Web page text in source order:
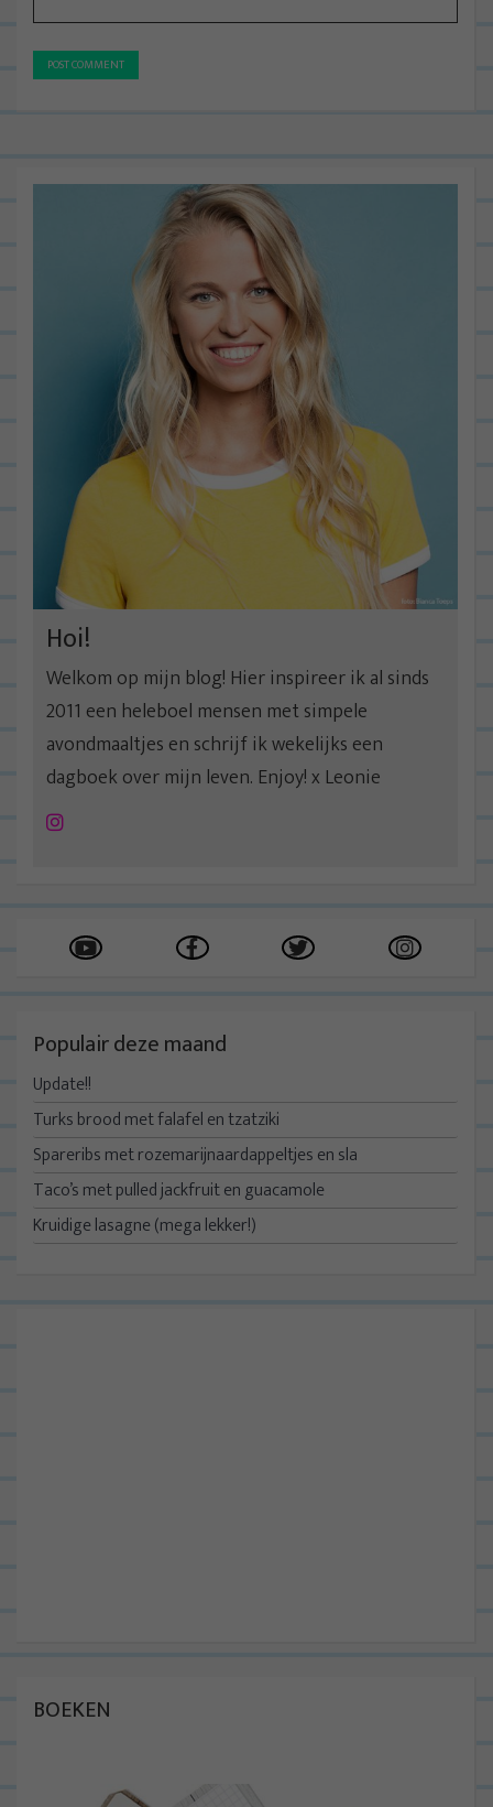
Hoi!
Welkom op mijn blog! Hier inspireer ik al sinds
2011 een heleboel mensen met simpele
avondmaaltjes en schrijf ik wekelijks een
dagboek over mijn leven. Enjoy! x Leonie
Instagram
Populair deze maand
Update!!
Turks brood met falafel en tzatziki
Spareribs met rozemarijnaardappeltjes en sla
Taco’s met pulled jackfruit en guacamole
Kruidige lasagne (mega lekker!)
BOEKEN